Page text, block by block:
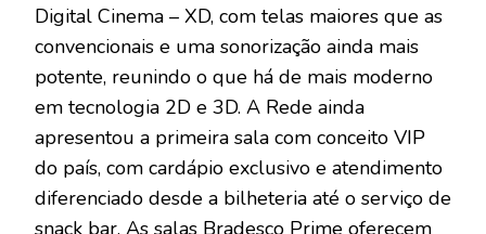
Digital Cinema – XD, com telas maiores que as
convencionais e uma sonorização ainda mais
potente, reunindo o que há de mais moderno
em tecnologia 2D e 3D. A Rede ainda
apresentou a primeira sala com conceito VIP
do país, com cardápio exclusivo e atendimento
diferenciado desde a bilheteria até o serviço de
snack bar. As salas Bradesco Prime oferecem